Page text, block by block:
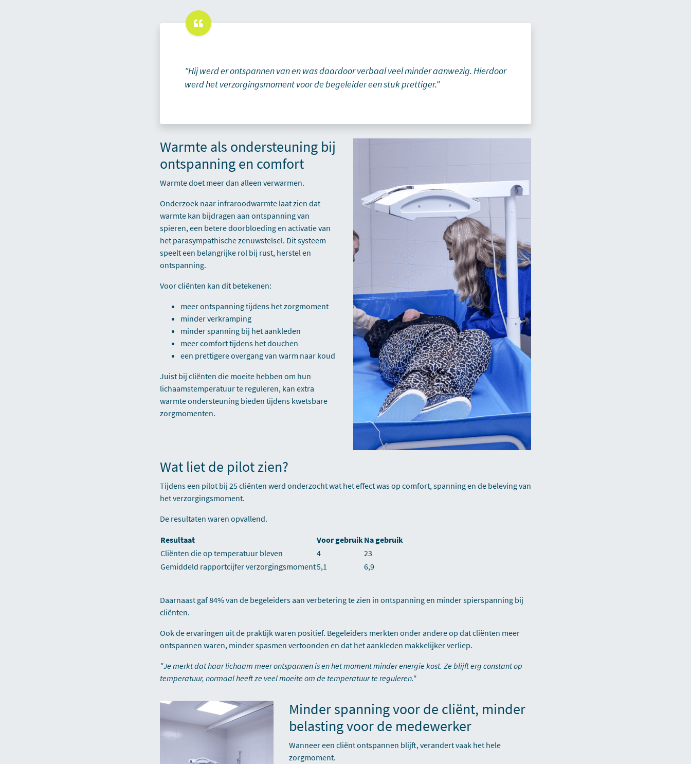
"Hij werd er ontspannen van en was daardoor verbaal veel minder aanwezig. Hierdoor
werd het verzorgingsmoment voor de begeleider een stuk prettiger."
Warmte als ondersteuning bij
ontspanning en comfort
Warmte doet meer dan alleen verwarmen.
Onderzoek naar infraroodwarmte laat zien dat
warmte kan bijdragen aan ontspanning van
spieren, een betere doorbloeding en activatie van
het parasympathische zenuwstelsel. Dit systeem
speelt een belangrijke rol bij rust, herstel en
ontspanning.
Voor cliënten kan dit betekenen:
meer ontspanning tijdens het zorgmoment
minder verkramping
minder spanning bij het aankleden
meer comfort tijdens het douchen
een prettigere overgang van warm naar koud
Juist bij cliënten die moeite hebben om hun
lichaamstemperatuur te reguleren, kan extra
warmte ondersteuning bieden tijdens kwetsbare
zorgmomenten.
Wat liet de pilot zien?
Tijdens een pilot bij 25 cliënten werd onderzocht wat het effect was op comfort, spanning en de beleving van
het verzorgingsmoment.
De resultaten waren opvallend.
Resultaat Voor gebruikNa gebruik
Cliënten die op temperatuur bleven
4
23
Gemiddeld rapportcijfer verzorgingsmoment5,1 6,9
Daarnaast gaf 84% van de begeleiders aan verbetering te zien in ontspanning en minder spierspanning bij
cliënten.
Ook de ervaringen uit de praktijk waren positief. Begeleiders merkten onder andere op dat cliënten meer
ontspannen waren, minder spasmen vertoonden en dat het aankleden makkelijker verliep.
"Je merkt dat haar lichaam meer ontspannen is en het moment minder energie kost. Ze blijft erg constant op
temperatuur, normaal heeft ze veel moeite om de temperatuur te reguleren."
Minder spanning voor de cliënt, minder
belasting voor de medewerker
Wanneer een cliënt ontspannen blijft, verandert vaak het hele
zorgmoment.